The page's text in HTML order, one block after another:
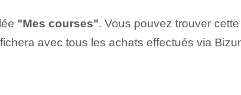
"Mes courses". Vous pouvez trouver
avec tous les achats⁤ effectués via